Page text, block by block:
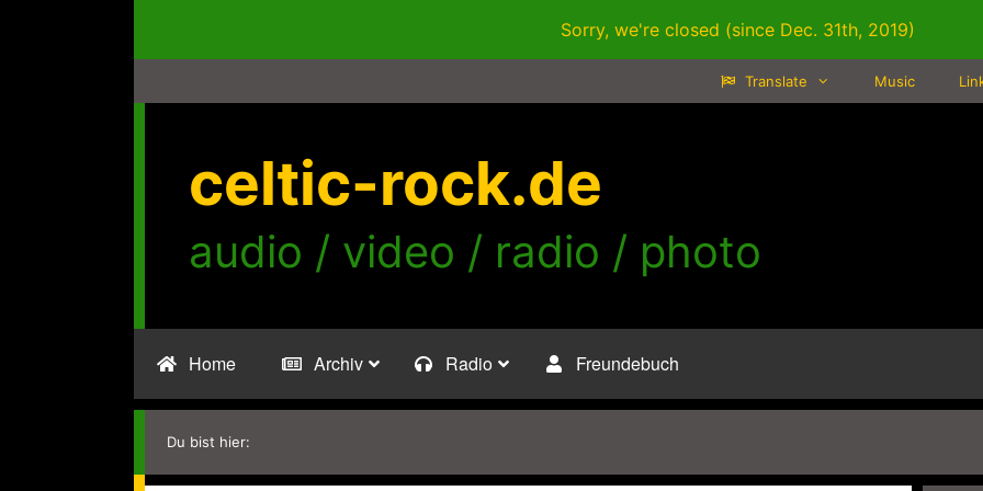
Sorry, we're closed (since Dec. 31th, 2019)
Translate Music
celtic-rock.de
audio / video / radio / photo
Home Archiv Radio Freundebuch
Du bist hier: